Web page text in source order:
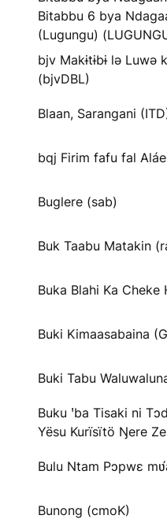
Bitabbu 6 bya
(Lugungu)
bjv Makɨtɨbɨ lə Luwə
(bjvDBL)
Blaan, Sarangani
bqj Firim fafu fal
Buglere (sab)
Buk Taabu Matakin
Buka Blahi Ka Cheke
Buki Kimaasabaina
Buki Tabu
Buku ꞌba Tisaki ni
Yësu Kurïsïtö Ŋere Ze
Bulu Ntam Pɔpwɛ
Bunong (cmoK)